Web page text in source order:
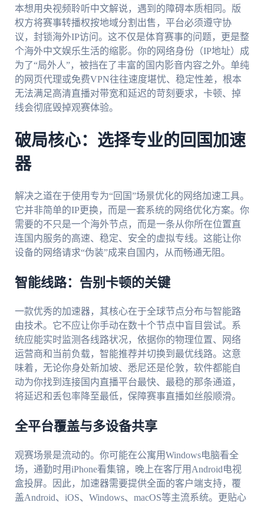
本想用央视频聆听中文解说，遇到的障碍本质相同。版
权方将赛事转播权按地域分割出售，平台必须遵守协
议，封锁海外IP访问。这不仅是体育赛事的问题，更是整
个海外中文娱乐生活的缩影。你的网络身份（IP地址）成
为了“局外人”，被挡在了丰富的国内影音内容之外。单纯
的网页代理或免费VPN往往速度堪忧、稳定性差，根本
无法满足高清直播对带宽和延迟的苛刻要求，卡顿、掉
线会彻底毁掉观赛体验。
破局核心：选择专业的回国加速
器
解决之道在于使用专为“回国”场景优化的网络加速工具。
它并非简单的IP更换，而是一套系统的网络优化方案。你
需要的不只是一个海外节点，而是一条从你所在位置直
连国内服务的高速、稳定、安全的虚拟专线。这能让你
设备的网络请求“伪装”成来自国内，从而畅通无阻。
智能线路：告别卡顿的关键
一款优秀的加速器，其核心在于全球节点分布与智能路
由技术。它不应让你手动在数十个节点中盲目尝试。系
统应能实时监测各线路状况，依据你的物理位置、网络
运营商和当前负载，智能推荐并切换到最优线路。这意
味着，无论你身处新加坡、悉尼还是伦敦，软件都能自
动为你找到连接国内直播平台最快、最稳的那条通道，
将延迟和丢包率降至最低，保障赛事直播如丝般顺滑。
全平台覆盖与多设备共享
观赛场景是流动的。你可能在公寓用Windows电脑看全
场，通勤时用iPhone看集锦，晚上在客厅用Android电视
盒投屏。因此，加速器需要提供全面的客户端支持，覆
盖Android、iOS、Windows、macOS等主流系统。更贴心